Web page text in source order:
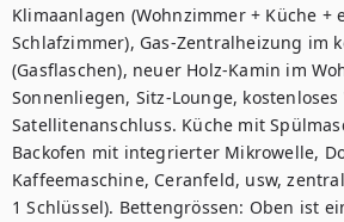
Klimaanlagen (Wohnzimmer + Küche +
Schlafzimmer), Gas-Zentralheizung im
(Gasflaschen), neuer Holz-Kamin im
Sonnenliegen, Sitz-Lounge, kostenloses
Satellitenanschluss. Küche mit
Backofen mit integrierter Mikrowelle,
Kaffeemaschine, Ceranfeld, usw,
1 Schlüssel). Bettengrössen: Oben ist